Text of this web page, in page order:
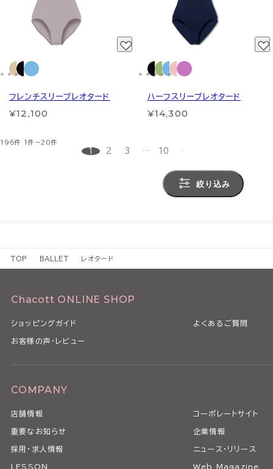
フレンチスリーブレオタード
¥12,100
ハーフスリーブレオタード
¥14,300
196件 1件～20件
1 2 3 … 10
絞り込み
TOP BALLET レオタード
Chacott ONLINE SHOP
ショッピングガイド よくあるご質問
お客様の声・レビュー
COMPANY
店舗情報 コーポレートサイト
重要なお知らせ 企業情報
採用・求人情報 ニュース・リリース
LESSON Web Magazine